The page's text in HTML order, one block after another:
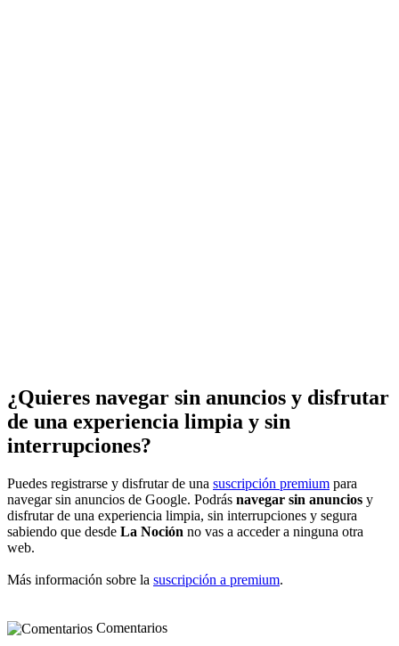
¿Quieres navegar sin anuncios y disfrutar
de una experiencia limpia y sin
interrupciones?
Puedes registrarse y disfrutar de una suscripción premium para
navegar sin anuncios de Google. Podrás navegar sin anuncios y
disfrutar de una experiencia limpia, sin interrupciones y segura
sabiendo que desde La Noción no vas a acceder a ninguna otra
web.
Más información sobre la suscripción a premium.
Comentarios